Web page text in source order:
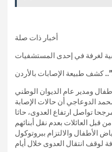
أخبار ذات صلة
لغرفة في إحدى المستشفيات
كشف طبيعة الإصابات بالأردن
ومدير عام الديوان الوطني
الدوعاجي أن حالات الإصابة
تواصل ارتفاع العدوى، حاثا
قبل العائلات بعدم نقل أبنائهم
الأطفال والالتزام ببروتوكول